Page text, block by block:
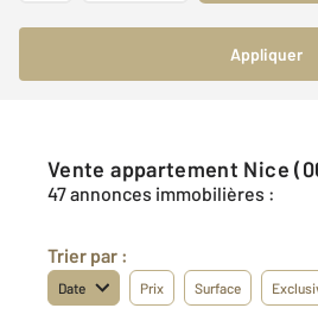
Appliquer
Vente appartement Nice
47 annonces immobilières :
Trier par :
Date Prix Surface